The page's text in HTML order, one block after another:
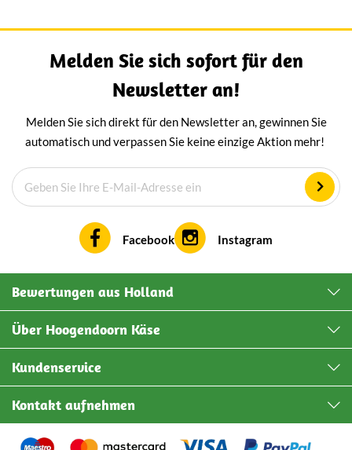
Melden Sie sich sofort für den
Newsletter an!
Melden Sie sich direkt für den Newsletter an, gewinnen Sie
automatisch und verpassen Sie keine einzige Aktion mehr!
Facebook Instagram
Bewertungen aus Holland
Über Hoogendoorn Käse
Kundenservice
Kontakt aufnehmen